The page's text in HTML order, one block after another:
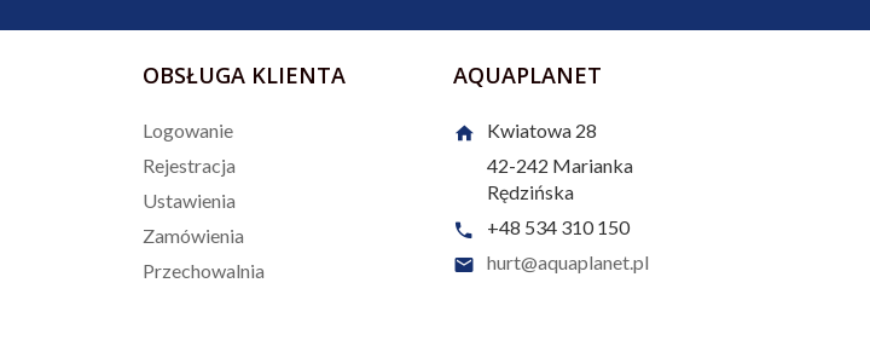
OBSŁUGA KLIENTA
Logowanie
Rejestracja
Ustawienia
Zamówienia
Przechowalnia
AQUAPLANET
Kwiatowa 28
42-242 Marianka
Rędzińska
+48 534 310 150
hurt@aquaplanet.pl